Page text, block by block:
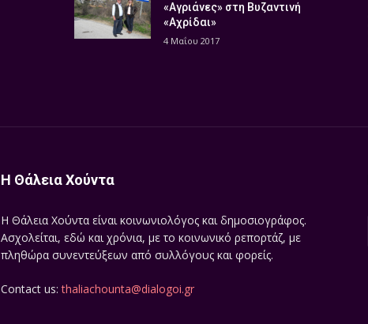
«Αγριάνες» στη Βυζαντινή
«Αχρίδαι»
4 Μαΐου 2017
Η Θάλεια Χούντα
Η Θάλεια Χούντα είναι κοινωνιολόγος και δημοσιογράφος.
Ασχολείται, εδώ και χρόνια, με το κοινωνικό ρεπορτάζ, με
πληθώρα συνεντεύξεων από συλλόγους και φορείς.
Contact us:thaliachounta@dialogoi.gr